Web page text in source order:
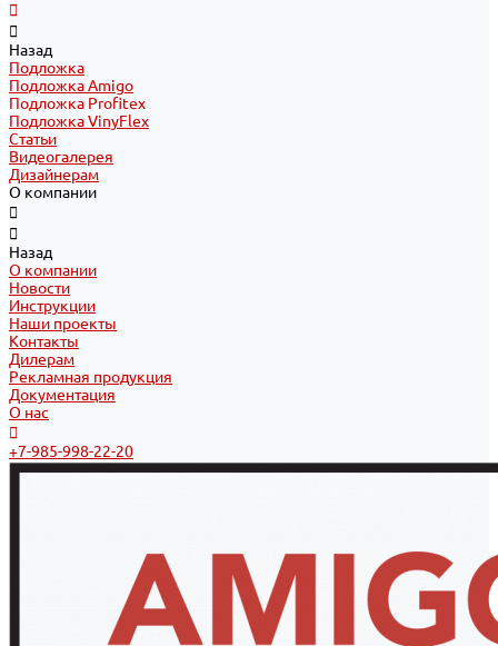
Назад
Подложка
Подложка Amigo
Подложка Profitex
Подложка VinyFlex
Статьи
Видеогалерея
Дизайнерам
О компании
Назад
О компании
Новости
Инструкции
Наши проекты
Контакты
Дилерам
Рекламная продукция
Документация
О нас
+7-985-998-22-20